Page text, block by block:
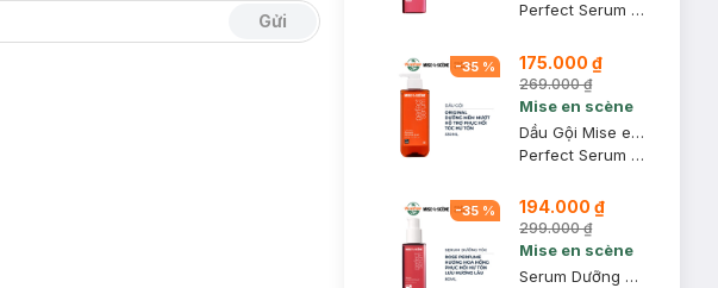
Gửi
Perfect Serum Styling
-35 % 175.000 ₫
269.000 ₫
Mise en scène
Dầu Gội Mise en scène Hỗ Trợ Phục Hồi Tóc Hư Tổn 530ml
Perfect Serum Original Shampoo
-35 % 194.000 ₫
299.000 ₫
Mise en scène
Serum Dưỡng Tóc Mise en scène Rose Perfume Hương Nước Hoa 80ml